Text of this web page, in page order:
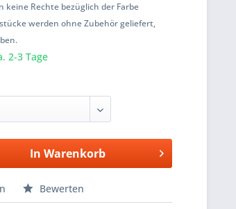
Rechte bezüglich der Farbe
werden ohne Zubehör geliefert,
2-3 Tage
In Warenkorb
Bewerten